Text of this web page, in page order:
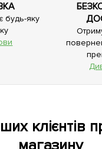
будь-яку
клієнтів